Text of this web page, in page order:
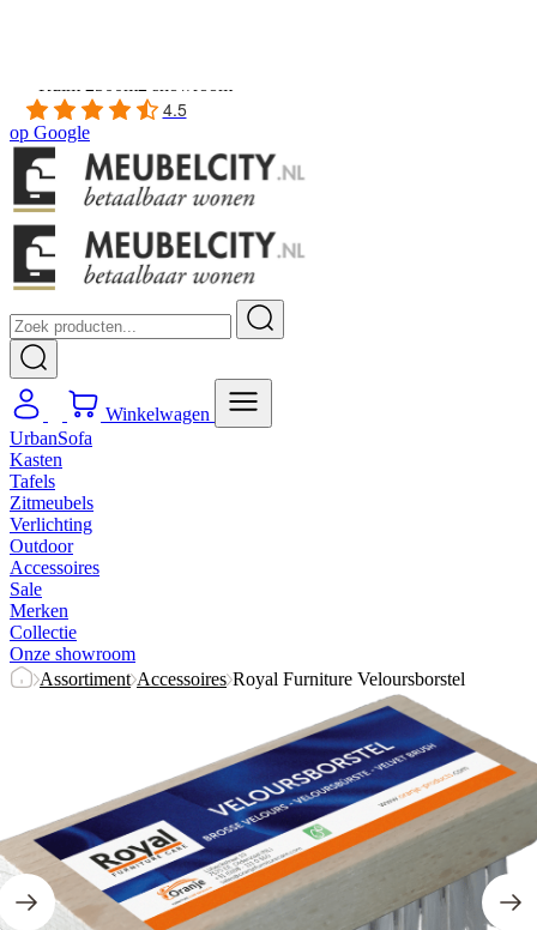
4.5
op Google
Winkelwagen
UrbanSofa
Kasten
Tafels
Zitmeubels
Verlichting
Outdoor
Accessoires
Sale
Merken
Collectie
Onze showroom
Assortiment Accessoires Royal Furniture Veloursborstel